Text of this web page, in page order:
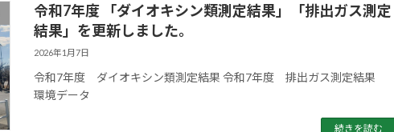
令和7年度 「ダイオキシン類測定結果」「排出ガス測定
結果」を更新しました。
2026年1月7日
令和7年度 ダイオキシン類測定結果 令和7年度 排出ガス測定結果
環境データ
続きを読む